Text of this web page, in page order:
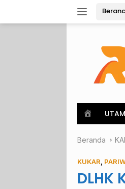
o
e
Beranda
KUKAR
DLHK